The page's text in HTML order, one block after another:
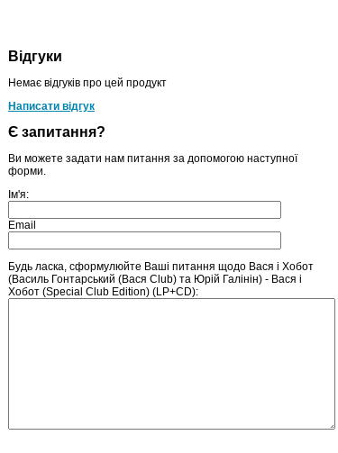
Відгуки
Немає відгуків про цей продукт
Написати відгук
Є запитання?
Ви можете задати нам питання за допомогою наступної
форми.
Ім'я:
Email
Будь ласка, сформулюйте Ваші питання щодо Вася і Хобот
(Василь Гонтарський (Вася Club) та Юрій Галінін) - Вася і
Хобот (Special Club Edition) (LP+CD):